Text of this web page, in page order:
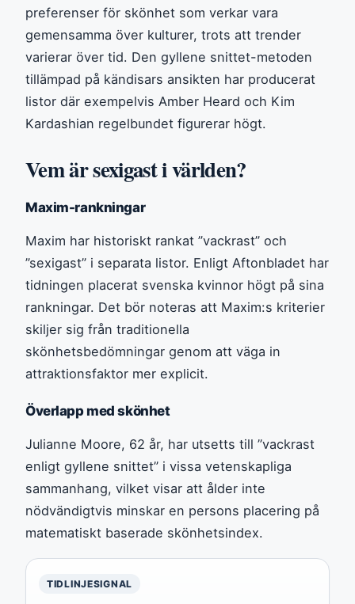
preferenser för skönhet som verkar vara
gemensamma över kulturer, trots att trender
varierar över tid. Den gyllene snittet-metoden
tillämpad på kändisars ansikten har producerat
listor där exempelvis Amber Heard och Kim
Kardashian regelbundet figurerar högt.
Vem är sexigast i världen?
Maxim-rankningar
Maxim har historiskt rankat ”vackrast” och
”sexigast” i separata listor. Enligt Aftonbladet har
tidningen placerat svenska kvinnor högt på sina
rankningar. Det bör noteras att Maxim:s kriterier
skiljer sig från traditionella
skönhetsbedömningar genom att väga in
attraktionsfaktor mer explicit.
Överlapp med skönhet
Julianne Moore, 62 år, har utsetts till ”vackrast
enligt gyllene snittet” i vissa vetenskapliga
sammanhang, vilket visar att ålder inte
nödvändigtvis minskar en persons placering på
matematiskt baserade skönhetsindex.
TIDLINJESIGNAL